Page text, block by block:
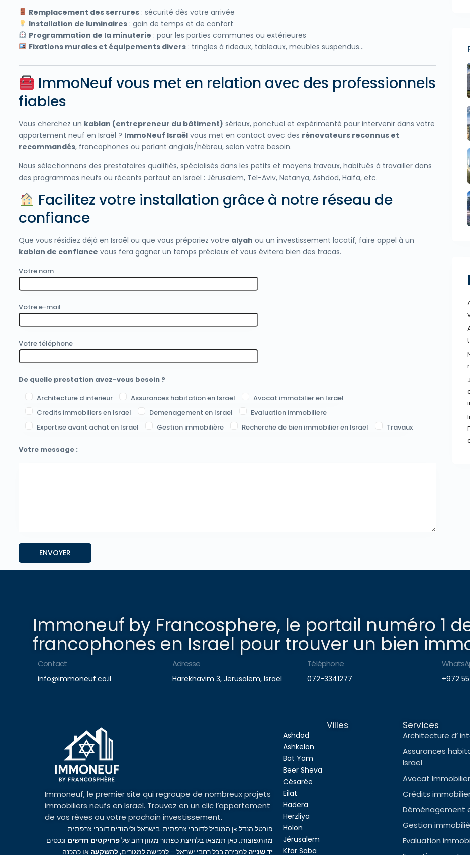
Remplacement des serrures: sécurité dès votre arrivée
Installation de luminaires: gain de temps et de confort
Programmation de la minuterie : pour les parties communes ou extérieures
Fixations murales et équipements divers: tringles à rideaux, tableaux, meubles suspendus…
ImmoNeuf vous met en relation avec des professionnels
fiables
Vous cherchez un kablan (entrepreneur du bâtiment) sérieux, ponctuel et expérimenté pour intervenir dans votre
appartement neuf en Israël ? ImmoNeuf Israël vous met en contact avec des rénovateurs reconnus et
recommandés, francophones ou parlant anglais/hébreu, selon votre besoin.
Nous sélectionnons des prestataires qualifiés, spécialisés dans les petits et moyens travaux, habitués à travailler dans
des programmes neufs ou récents partout en Israël : Jérusalem, Tel-Aviv, Netanya, Ashdod, Haïfa, etc.
Facilitez votre installation grâce à notre réseau de
confiance
Que vous résidiez déjà en Israël ou que vous prépariez votre alyah ou un investissement locatif, faire appel à un
kablan de confiance vous fera gagner un temps précieux et vous évitera bien des tracas.
Votre nom
Votre e-mail
Votre téléphone
De quelle prestation avez-vous besoin ?
Architecture d interieur
Assurances habitation en Israel
Avocat immobilier en Israel
Credits immobiliers en Israel
Demenagement en Israel
Evaluation immobiliere
Expertise avant achat en Israel
Gestion immobilière Recherche de bien immobilier en Israel Travaux
Votre message :
Immoneuf by Francosphere, le portail numéro 1
francophones en Israel pour trouver un bien
Contact
info@immoneuf.co.il
Adresse
Harekhavim 3, Jerusalem, Israel
Téléphone
072-3341277 +972
Immoneuf, le premier site qui regroupe de nombreux projets
immobiliers neufs en Israël. Trouvez en un clic l’appartement
de vos rêves ou votre prochain investissement.
פורטל הנדל »ן המוביל לדוברי צרפתית בישראל וליהודים דוברי צרפתית
מהתפוצות. כאן תמצאו בלחיצת כפתור מגוון רחב שלפרויקטים חדשים ונכסים
יד שנייה למכירה בכל רחבי ישראל – לרכישה למגורים,להשקעה או כהכנה
Villes
Ashdod
Ashkelon
Bat Yam
Beer Sheva
Césarée
Eilat
Hadera
Herzliya
Holon
Jérusalem
Kfar Saba
Services
Architecture d’
Assurances
Israel
Avocat
Crédits
Déménagement
Gestion
Evaluation